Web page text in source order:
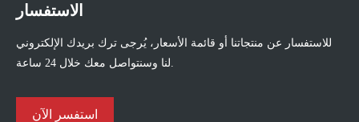
الاستفسار
للاستفسار عن منتجاتنا أو قائمة الأسعار، يُرجى ترك بريدك الإلكتروني
استفسر الآن